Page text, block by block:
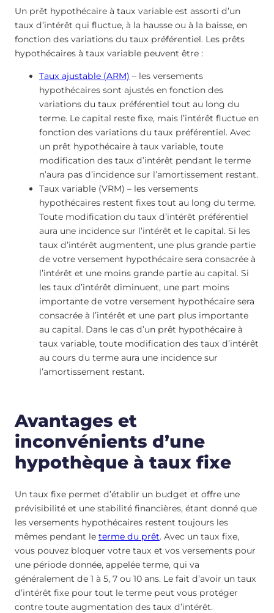
Un prêt hypothécaire à taux variable est assorti d’un
taux d’intérêt qui fluctue, à la hausse ou à la baisse, en
fonction des variations du taux préférentiel. Les prêts
hypothécaires à taux variable peuvent être :
Taux ajustable (ARM) – les versements
hypothécaires sont ajustés en fonction des
variations du taux préférentiel tout au long du
terme. Le capital reste fixe, mais l’intérêt fluctue en
fonction des variations du taux préférentiel. Avec
un prêt hypothécaire à taux variable, toute
modification des taux d’intérêt pendant le terme
n’aura pas d’incidence sur l’amortissement restant.
Taux variable (VRM) – les versements
hypothécaires restent fixes tout au long du terme.
Toute modification du taux d’intérêt préférentiel
aura une incidence sur l’intérêt et le capital. Si les
taux d’intérêt augmentent, une plus grande partie
de votre versement hypothécaire sera consacrée à
l’intérêt et une moins grande partie au capital. Si
les taux d’intérêt diminuent, une part moins
importante de votre versement hypothécaire sera
consacrée à l’intérêt et une part plus importante
au capital. Dans le cas d’un prêt hypothécaire à
taux variable, toute modification des taux d’intérêt
au cours du terme aura une incidence sur
l’amortissement restant.
Avantages et
inconvénients d’une
hypothèque à taux fixe
Un taux fixe permet d’établir un budget et offre une
prévisibilité et une stabilité financières, étant donné que
les versements hypothécaires restent toujours les
mêmes pendant le terme du prêt. Avec un taux fixe,
vous pouvez bloquer votre taux et vos versements pour
une période donnée, appelée terme, qui va
généralement de 1 à 5, 7 ou 10 ans. Le fait d’avoir un taux
d’intérêt fixe pour tout le terme peut vous protéger
contre toute augmentation des taux d’intérêt.